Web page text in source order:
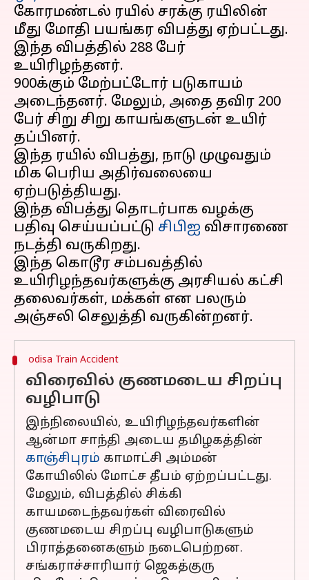
கோரமண்டல் ரயில் சரக்கு ரயிலின்
மீது மோதி பயங்கர விபத்து ஏற்பட்டது.
இந்த விபத்தில் 288 பேர்
உயிரிழந்தனர்.
900க்கும் மேற்பட்டோர் படுகாயம்
அடைந்தனர். மேலும், அதை தவிர 200
பேர் சிறு சிறு காயங்களுடன் உயிர்
தப்பினர்.
இந்த ரயில் விபத்து, நாடு முழுவதும்
மிக பெரிய அதிர்வலையை
ஏற்படுத்தியது.
இந்த விபத்து தொடர்பாக வழக்கு
பதிவு செய்யப்பட்டு சிபிஐ விசாரணை
நடத்தி வருகிறது.
இந்த கொடூர சம்பவத்தில்
உயிரிழந்தவர்களுக்கு அரசியல் கட்சி
தலைவர்கள், மக்கள் என பலரும்
odisa Train Accident
விரைவில் குணமடைய சிறப்பு
வழிபாடு
இந்நிலையில், உயிரிழந்தவர்களின்
ஆன்மா சாந்தி அடைய தமிழகத்தின்
காஞ்சிபுரம் காமாட்சி அம்மன்
கோயிலில் மோட்ச தீபம் ஏற்றப்பட்டது.
மேலும், விபத்தில் சிக்கி
காயமடைந்தவர்கள் விரைவில்
குணமடைய சிறப்பு வழிபாடுகளும்
பிராத்தனைகளும் நடைபெற்றன.
சங்கராச்சாரியார் ஜெகத்குரு